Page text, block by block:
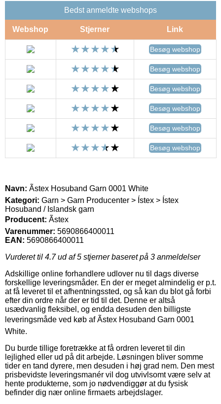
Bedst anmeldte webshops
Webshop Stjerner Link
Besøg webshop
Besøg webshop
Besøg webshop
Besøg webshop
Besøg webshop
Besøg webshop
Navn: Ãstex Hosuband Garn 0001 White
Kategori: Garn > Garn Producenter > Ístex > Ístex
Hosuband / Islandsk garn
Producent: Ãstex
Varenummer: 5690866400011
EAN: 5690866400011
Vurderet til 4.7ud af 5 stjerner baseret på 3 anmeldelser
Adskillige online forhandlere udlover nu til dags diverse
forskellige leveringsmåder. En der er meget almindelig er p.t.
at få leveret til et afhentningssted, og så kan du blot gå forbi
efter din ordre når der er tid til det. Denne er altså
usædvanlig fleksibel, og endda desuden den billigste
leveringsmåde ved køb af Ãstex Hosuband Garn 0001
White.
Du burde tillige foretrække at få ordren leveret til din
lejlighed eller ud på dit arbejde. Løsningen bliver somme
tider en tand dyrere, men desuden i høj grad nem. Den mest
prisbevidste leveringsmanér vil dog utvivlsomt være selv at
hente produkterne, som jo nødvendiggør at du fysisk
befinder dig nær online firmaets arbejdslager.